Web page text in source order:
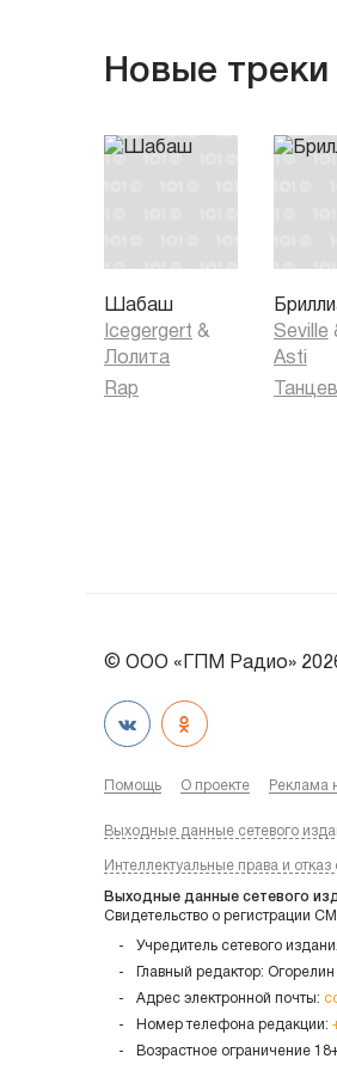
Новые треки
Шабаш
Icegergert &
Лолита
Rap
Seville
Asti
© ООО «ГПМ Радио»
Помощь О проекте Реклама
Выходные данные сетевого
Интеллектуальные права и отказ
Выходные данные сетевого
Свидетельство о регистрации
Учредитель сетевого
Главный редактор: Огорелин
Адрес электронной почты:
Номер телефона редакции:
Возрастное ограничение